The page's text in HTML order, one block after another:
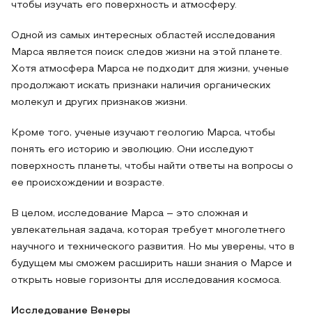
чтобы изучать его поверхность и атмосферу.
Одной из самых интересных областей исследования
Марса является поиск следов жизни на этой планете.
Хотя атмосфера Марса не подходит для жизни, ученые
продолжают искать признаки наличия органических
молекул и других признаков жизни.
Кроме того, ученые изучают геологию Марса, чтобы
понять его историю и эволюцию. Они исследуют
поверхность планеты, чтобы найти ответы на вопросы о
ее происхождении и возрасте.
В целом, исследование Марса – это сложная и
увлекательная задача, которая требует многолетнего
научного и технического развития. Но мы уверены, что в
будущем мы сможем расширить наши знания о Марсе и
открыть новые горизонты для исследования космоса.
Исследование Венеры